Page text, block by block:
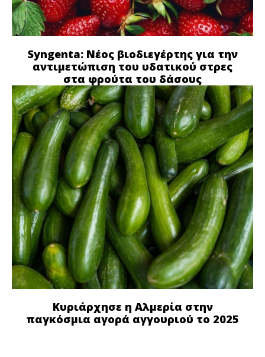
Syngenta: Νέος βιοδιεγέρτης για την
αντιμετώπιση του υδατικού στρες
στα φρούτα του δάσους
Κυριάρχησε η Αλμερία στην
παγκόσμια αγορά αγγουριού το 2025